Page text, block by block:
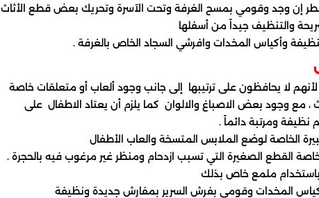
إن وجد وقومي بمسح الغرفة وتحت الآسرة وتحريك بعض قطع الأثاث
والتنظيف جيداً من أسفلها
لا يحافظون على ترتيبها إلى جانب وجود ألعاب أو متعلقات خاصة
، مع وجود بعض الاصباغ والالوان كما يلزم أن يعتاد الاطفال على
ومرتبة دائماً .